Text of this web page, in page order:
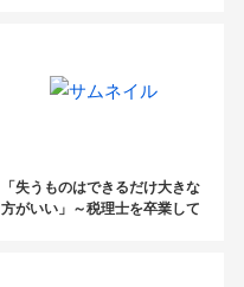
「失うものはできるだけ大きな
方がいい」～税理士を卒業して